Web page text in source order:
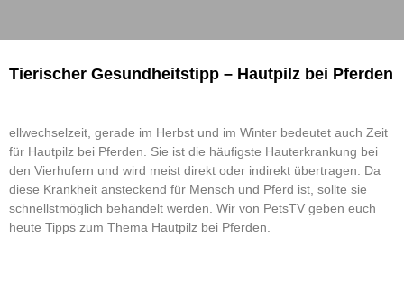
Tierischer Gesundheitstipp – Hautpilz bei Pferden
ellwechselzeit, gerade im Herbst und im Winter bedeutet auch Zeit
für Hautpilz bei Pferden. Sie ist die häufigste Hauterkrankung bei
den Vierhufern und wird meist direkt oder indirekt übertragen. Da
diese Krankheit ansteckend für Mensch und Pferd ist, sollte sie
schnellstmöglich behandelt werden. Wir von PetsTV geben euch
heute Tipps zum Thema Hautpilz bei Pferden.